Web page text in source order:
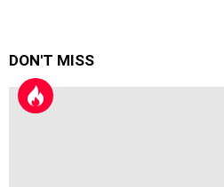
DON'T MISS